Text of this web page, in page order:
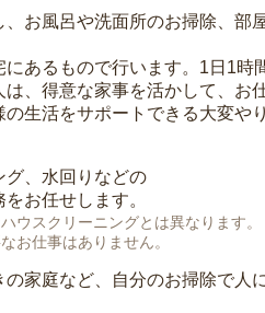
お風呂や洗面所のお掃除、部
あるもので行います。1日1時
、得意な家事を活かして、お
生活をサポートできる大変や
グ、水回りなどの
お任せします。
ウスクリーニングとは異なります。
お仕事はありません。
家庭など、自分のお掃除で人